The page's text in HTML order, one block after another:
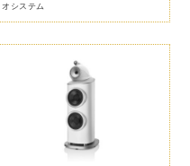
オシステム